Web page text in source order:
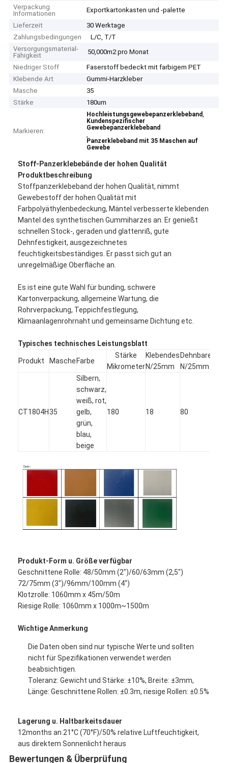
Produkte
Verpackung
Informationen
Exportkartonkasten und -palette
Lieferzeit
30 Werktage
Zahlungsbedingungen
L/C, T/T
Versorgungsmaterial-
Fähigkeit
50,000m2 pro Monat
Niedriger Stoff
Faserstoff bedeckt mit farbigem PET
Klebende Art
Gummi-Harzkleber
Masche
35
Stärke
180um
Markieren:
Hochleistungsgewebepanzerklebeband,
Kundenspezifischer
Gewebepanzerklebeband
,
Panzerklebeband mit 35 Maschen auf
Gewebe
Stoff-Panzerklebebände der hohen Qualität
Produktbeschreibung
Stoffpanzerklebeband der hohen Qualität, nimmt
Gewebestoff der hohen Qualität mit
Farbpolyäthylenbedeckung, Mäntel verbesserte klebenden
Mantel des synthetischen Gummiharzes an. Er genießt
schnellen Stock-, geraden und glattenriß, gute
Dehnfestigkeit, ausgezeichnetes
feuchtigkeitsbeständiges. Er passt sich gut an
unregelmäßige Oberfläche an.
Es ist eine gute Wahl für bunding, schwere
Kartonverpackung, allgemeine Wartung, die
Rohrverpackung, Teppichfestlegung,
Klimaanlagenrohrnaht und gemeinsame Dichtung etc.
Typisches technisches Leistungsblatt
Produkt Masche Farbe
Stärke
Mikrometer
Klebendes
N/25mm
Dehnbares
N/25mm
CT1804H 35
Silbern,
schwarz,
weiß, rot,
gelb,
grün,
blau,
beige
180 18 80
Produkt-Form u. Größe verfügbar
Geschnittene Rolle: 48/50mm (2")/60/63mm (2,5")
72/75mm (3")/96mm/100mm (4")
Klotzrolle: 1060mm x 45m/50m
Riesige Rolle: 1060mm x 1000m~1500m
Wichtige Anmerkung
Die Daten oben sind nur typische Werte und sollten
nicht für Spezifikationen verwendet werden
beabsichtigen.
Toleranz: Gewicht und Stärke: ±10%, Breite: ±3mm,
Länge: Geschnittene Rollen: ±0.3m, riesige Rollen: ±0.5%
Lagerung u. Haltbarkeitsdauer
12months an 21°C (70°F)/50% relative Luftfeuchtigkeit,
aus direktem Sonnenlicht heraus
Bewertungen & Überprüfung